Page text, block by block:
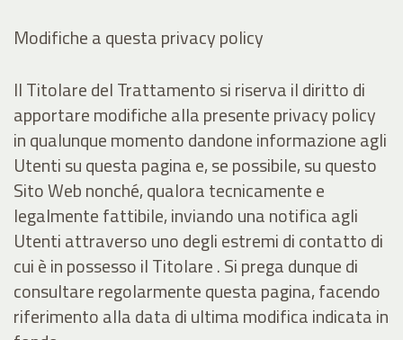
Modifiche a questa privacy policy
Il Titolare del Trattamento si riserva il diritto di
apportare modifiche alla presente privacy policy
in qualunque momento dandone informazione agli
Utenti su questa pagina e, se possibile, su questo
Sito Web nonché, qualora tecnicamente e
legalmente fattibile, inviando una notifica agli
Utenti attraverso uno degli estremi di contatto di
cui è in possesso il Titolare . Si prega dunque di
consultare regolarmente questa pagina, facendo
riferimento alla data di ultima modifica indicata in